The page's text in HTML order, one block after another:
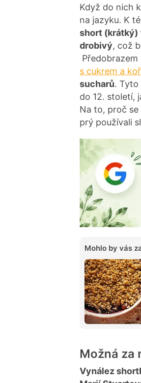
Když do nich
na jazyku. K
short (krátký)
drobivý, což
s cukrem a
sucharů. Tyto
do 12. století,
Na to, proč
prý používali
Mohlo by vás
Možná za
Vynález